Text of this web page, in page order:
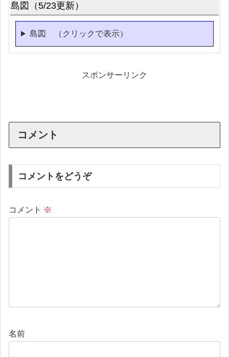
島図（5/23更新）
島図 （クリックで表示）
スポンサーリンク
コメント
コメントをどうぞ
コメント ※
名前